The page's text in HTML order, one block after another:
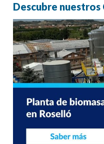
Descubre nuestros